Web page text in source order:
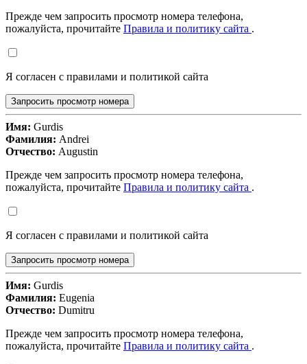
Прежде чем запросить просмотр номера телефона,
пожалуйста, прочитайте Правила и политику сайта .
Я согласен с правилами и политикой сайта
Запросить просмотр номера
Имя: Gurdis
Фамилия: Andrei
Отчество: Augustin
Прежде чем запросить просмотр номера телефона,
пожалуйста, прочитайте Правила и политику сайта .
Я согласен с правилами и политикой сайта
Запросить просмотр номера
Имя: Gurdis
Фамилия: Eugenia
Отчество: Dumitru
Прежде чем запросить просмотр номера телефона,
пожалуйста, прочитайте Правила и политику сайта .